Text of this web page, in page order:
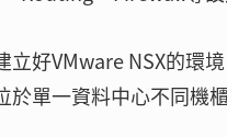
立好VMware NSX的環
於單一資料中心不同機